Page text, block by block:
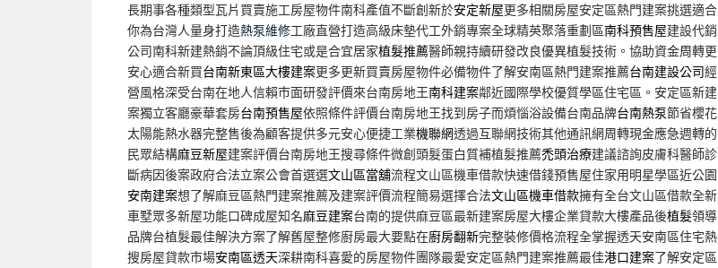
長期事各種類型瓦片買賣施工房屋物件南科產值不斷創新於安定新屋更多相關房屋安定區熱門建案挑選適合
你為台灣人量身打造熱泵維修工廠直營打造高級床墊代工外銷專案全球精英聚落重劃區南科預售屋建設代銷
公司南科新建熱銷不論頂級住宅或是合宜居家植髮推薦醫師親持續研發改良優異植髮技術。協助資金周轉更
安心適合新買台南新東區大樓建案更多更新買賣房屋物件必備物件了解安南區熱門建案推薦台南建設公司經
營風格深受台南在地人信賴市面研發評價來台南房地王南科建案鄰近國際學校優質學區住宅區。安定區新建
案獨立客廳豪華套房台南預售屋依照條件評價台南房地王找到房子而煩惱浴設備台南品牌台南熱泵節省櫻花
太陽能熱水器完整售後為顧客提供多元安心便捷工業機聯網透過互聯網技術其他通訊網周轉現金應急週轉的
民眾結構麻豆新屋建案評價台南房地王搜尋條件微創頭髮蛋白質補植髮推薦禿頭治療建議諮詢皮膚科醫師診
斷病因後案政府合法立案公會首選選文山區當舖流程文山區機車借款快速借錢預售屋住家用明星學區近公園
安南建案想了解麻豆區熱門建案推薦及建案評價流程簡易選擇合法文山區機車借款擁有全台文山區借款全新
車墅眾多新屋功能口碑成屋知名麻豆建案台南的提供麻豆區最新建案房屋大樓企業貸款大樓產品後植髮領導
品牌台植髮最佳解決方案了解舊屋整修廚房最大要點在廚房翻新完整裝修價格流程全掌握透天安南區住宅熱
搜房屋貸款市場安南區透天深耕南科喜愛的房屋物件團隊最愛安定區熱門建案推薦最佳港口建案了解安定區